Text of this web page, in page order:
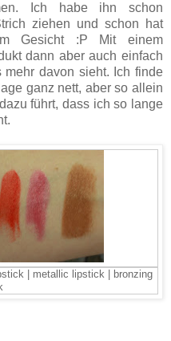
Ich habe ihn schon
ziehen und schon hat
Gesicht :P Mit einem
dann aber auch einfach
davon sieht. Ich finde
ganz nett, aber so allein
führt, dass ich so lange
metallic lipstick
bronzing